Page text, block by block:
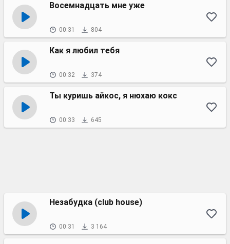
Восемнадцать мне уже
00:31 804
Как я любил тебя
00:32 374
Ты куришь айкос, я нюхаю кокс
00:33 645
Незабудка (club house)
00:31 3 164